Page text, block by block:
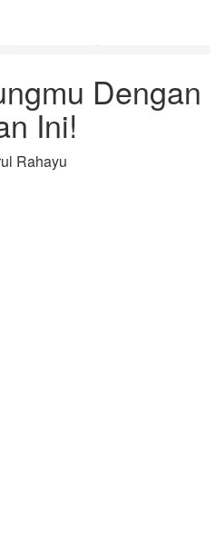
Makan Sayuran Ini!
Dengan
Ini!
Rahayu